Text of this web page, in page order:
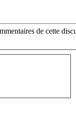
de cette